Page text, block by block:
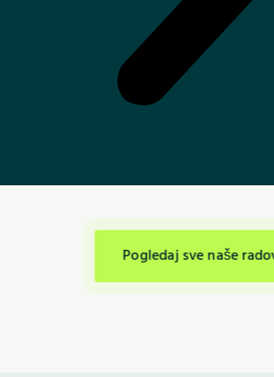
Pogledaj sve naše